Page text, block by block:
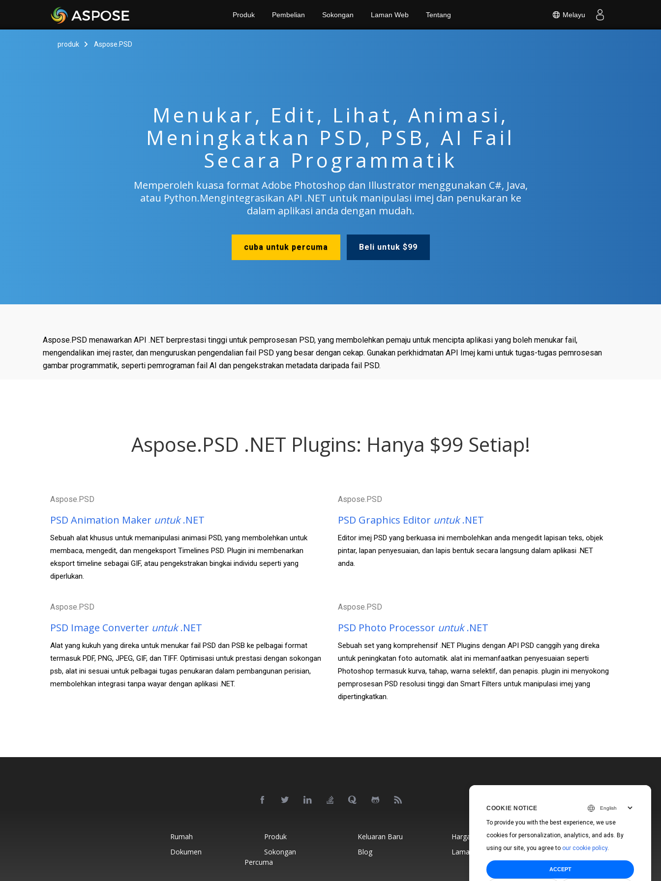
Melayu
Produk Pembelian Sokongan Laman Web Tentang
produk Aspose.PSD
Menukar, Edit, Lihat, Animasi,
Meningkatkan PSD, PSB, AI Fail
Secara Programmatik
Memperoleh kuasa format Adobe Photoshop dan Illustrator menggunakan C#, Java,
atau Python.Mengintegrasikan API .NET untuk manipulasi imej dan penukaran ke
dalam aplikasi anda dengan mudah.
cuba untuk percuma Beli untuk $99
Aspose.PSD menawarkan API .NET berprestasi tinggi untuk pemprosesan PSD, yang membolehkan pemaju untuk mencipta aplikasi yang boleh menukar fail,
mengendalikan imej raster, dan menguruskan pengendalian fail PSD yang besar dengan cekap. Gunakan perkhidmatan API Imej kami untuk tugas-tugas pemrosesan
gambar programmatik, seperti pemrograman fail AI dan pengekstrakan metadata daripada fail PSD.
Aspose.PSD .NET Plugins: Hanya $99 Setiap!
Aspose.PSD
PSD Animation Maker untuk.NET
Sebuah alat khusus untuk memanipulasi animasi PSD, yang membolehkan untuk
membaca, mengedit, dan mengeksport Timelines PSD. Plugin ini membenarkan
eksport timeline sebagai GIF, atau pengekstrakan bingkai individu seperti yang
diperlukan.
Aspose.PSD
PSD Graphics Editor untuk.NET
Editor imej PSD yang berkuasa ini membolehkan anda mengedit lapisan teks, objek
pintar, lapan penyesuaian, dan lapis bentuk secara langsung dalam aplikasi .NET
anda.
Aspose.PSD
PSD Image Converter untuk.NET
Alat yang kukuh yang direka untuk menukar fail PSD dan PSB ke pelbagai format
termasuk PDF, PNG, JPEG, GIF, dan TIFF. Optimisasi untuk prestasi dengan sokongan
psb, alat ini sesuai untuk pelbagai tugas penukaran dalam pembangunan perisian,
membolehkan integrasi tanpa wayar dengan aplikasi .NET.
Aspose.PSD
PSD Photo Processor untuk.NET
Sebuah set yang komprehensif .NET Plugins dengan API PSD canggih yang direka
untuk peningkatan foto automatik. alat ini memanfaatkan penyesuaian seperti
Photoshop termasuk kurva, tahap, warna selektif, dan penapis. plugin ini menyokong
pemprosesan PSD resolusi tinggi dan Smart Filters untuk manipulasi imej yang
dipertingkatkan.
Rumah Produk Keluaran Baru
Harga
Dokumen
Sokongan
Percuma
Blog Laman Web
COOKIE NOTICE
To provide you with the best experience, we use
cookies for personalization, analytics, and ads. By
using our site, you agree to our cookie policy.
ACCEPT